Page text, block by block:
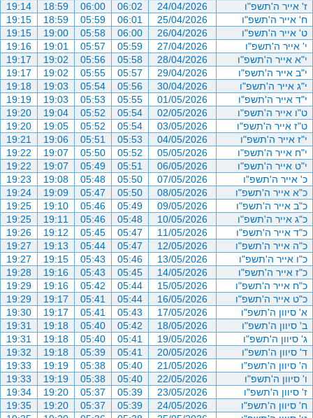
ז' אייר ה'תשפ"ו
24/04/2026
06:02
06:00
18:59
19:14
ח' אייר ה'תשפ"ו
25/04/2026
06:01
05:59
18:59
19:15
ט' אייר ה'תשפ"ו
26/04/2026
06:00
05:58
19:00
19:15
י' אייר ה'תשפ"ו
27/04/2026
05:59
05:57
19:01
19:16
י"א אייר ה'תשפ"ו
28/04/2026
05:58
05:56
19:02
19:17
י"ב אייר ה'תשפ"ו
29/04/2026
05:57
05:55
19:02
19:17
י"ג אייר ה'תשפ"ו
30/04/2026
05:56
05:54
19:03
19:18
י"ד אייר ה'תשפ"ו
01/05/2026
05:55
05:53
19:03
19:19
ט"ו אייר ה'תשפ"ו
02/05/2026
05:54
05:52
19:04
19:20
ט"ז אייר ה'תשפ"ו
03/05/2026
05:54
05:52
19:05
19:20
י"ז אייר ה'תשפ"ו
04/05/2026
05:53
05:51
19:06
19:21
י"ח אייר ה'תשפ"ו
05/05/2026
05:52
05:50
19:07
19:22
י"ט אייר ה'תשפ"ו
06/05/2026
05:51
05:49
19:07
19:22
כ' אייר ה'תשפ"ו
07/05/2026
05:50
05:48
19:08
19:23
כ"א אייר ה'תשפ"ו
08/05/2026
05:50
05:47
19:09
19:24
כ"ב אייר ה'תשפ"ו
09/05/2026
05:49
05:46
19:10
19:25
כ"ג אייר ה'תשפ"ו
10/05/2026
05:48
05:46
19:11
19:25
כ"ד אייר ה'תשפ"ו
11/05/2026
05:47
05:45
19:12
19:26
כ"ה אייר ה'תשפ"ו
12/05/2026
05:47
05:44
19:13
19:27
כ"ו אייר ה'תשפ"ו
13/05/2026
05:46
05:43
19:15
19:27
כ"ז אייר ה'תשפ"ו
14/05/2026
05:45
05:43
19:16
19:28
כ"ח אייר ה'תשפ"ו
15/05/2026
05:44
05:42
19:16
19:29
כ"ט אייר ה'תשפ"ו
16/05/2026
05:44
05:41
19:17
19:29
א' סיוון ה'תשפ"ו
17/05/2026
05:43
05:41
19:17
19:30
ב' סיוון ה'תשפ"ו
18/05/2026
05:42
05:40
19:18
19:31
ג' סיוון ה'תשפ"ו
19/05/2026
05:41
05:40
19:18
19:31
ד' סיוון ה'תשפ"ו
20/05/2026
05:41
05:39
19:18
19:32
ה' סיוון ה'תשפ"ו
21/05/2026
05:40
05:38
19:19
19:33
ו' סיוון ה'תשפ"ו
22/05/2026
05:40
05:38
19:19
19:33
ז' סיוון ה'תשפ"ו
23/05/2026
05:39
05:37
19:20
19:34
ח' סיוון ה'תשפ"ו
24/05/2026
05:39
05:37
19:20
19:35